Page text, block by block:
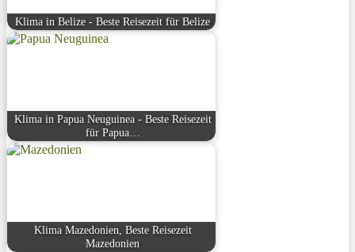
Klima in Belize - Beste Reisezeit für Belize
Klima in Papua Neuguinea - Beste Reisezeit
für Papua…
Klima Mazedonien, Beste Reisezeit
Mazedonien